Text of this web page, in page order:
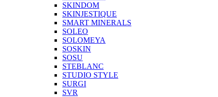
SKINDOM
SKINJESTIQUE
SMART MINERALS
SOLEO
SOLOMEYA
SOSKIN
SOSU
STEBLANC
STUDIO STYLE
SURGI
SVR